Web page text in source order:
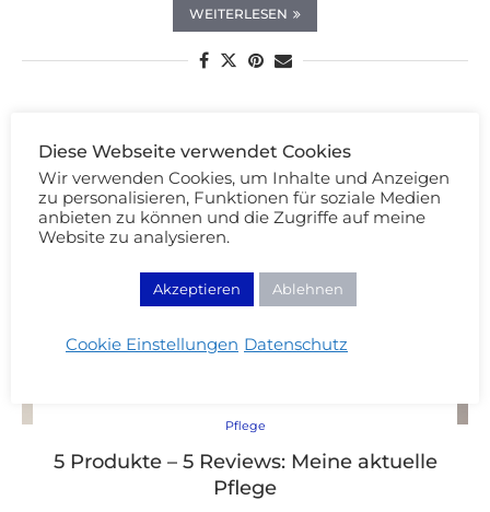
WEITERLESEN
Pflege
5 Produkte – 5 Reviews: Meine aktuelle
Pflege
Diese Webseite verwendet Cookies
Wir verwenden Cookies, um Inhalte und Anzeigen
zu personalisieren, Funktionen für soziale Medien
anbieten zu können und die Zugriffe auf meine
Website zu analysieren.
Akzeptieren Ablehnen
Cookie Einstellungen Datenschutz